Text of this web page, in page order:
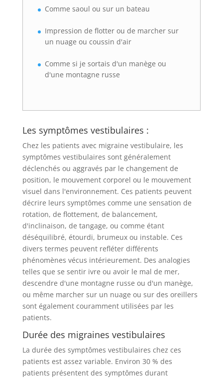
Comme saoul ou sur un bateau
Impression de flotter ou de marcher sur
un nuage ou coussin d'air
Comme si je sortais d'un manège ou
d'une montagne russe
Les symptômes vestibulaires :
Chez les patients avec migraine vestibulaire, les
symptômes vestibulaires sont généralement
déclenchés ou aggravés par le changement de
position, le mouvement corporel ou le mouvement
visuel dans l'environnement. Ces patients peuvent
décrire leurs symptômes comme une sensation de
rotation, de flottement, de balancement,
d'inclinaison, de tangage, ou comme étant
déséquilibré, étourdi, brumeux ou instable. Ces
divers termes peuvent refléter différents
phénomènes vécus intérieurement. Des analogies
telles que se sentir ivre ou avoir le mal de mer,
descendre d'une montagne russe ou d'un manège,
ou même marcher sur un nuage ou sur des oreillers
sont également couramment utilisées par les
patients.
Durée des migraines vestibulaires
La durée des symptômes vestibulaires chez ces
patients est assez variable. Environ 30 % des
patients présentent des symptômes durant